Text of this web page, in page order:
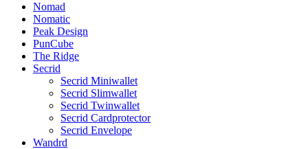
Nomad
Nomatic
Peak Design
PunCube
The Ridge
Secrid
Secrid Miniwallet
Secrid Slimwallet
Secrid Twinwallet
Secrid Cardprotector
Secrid Envelope
Wandrd